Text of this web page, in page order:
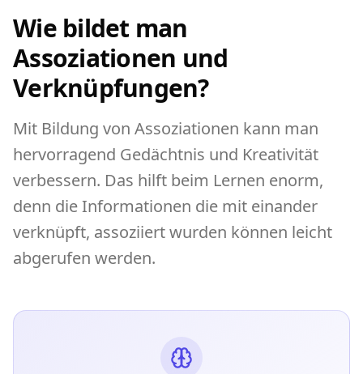
Wie bildet man
Assoziationen und
Verknüpfungen?
Mit Bildung von Assoziationen kann man
hervorragend Gedächtnis und Kreativität
verbessern. Das hilft beim Lernen enorm,
denn die Informationen die mit einander
verknüpft, assoziiert wurden können leicht
abgerufen werden.